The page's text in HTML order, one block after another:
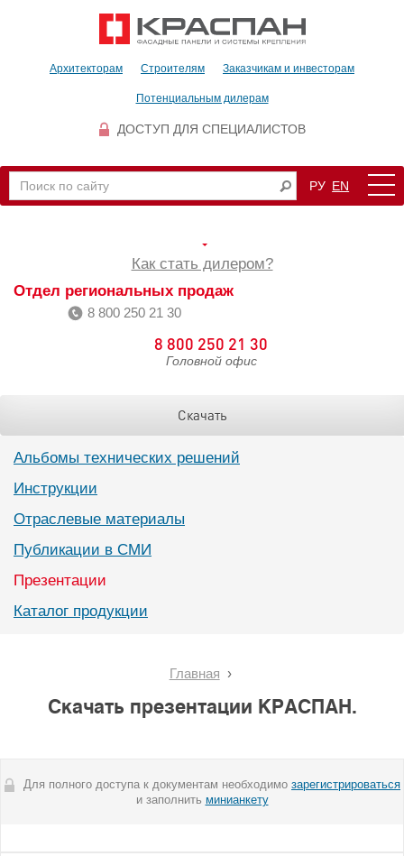
Архитекторам Строителям Заказчикам и инвесторам
Потенциальным дилерам
ДОСТУП ДЛЯ СПЕЦИАЛИСТОВ
РУ EN
Как стать дилером?
Отдел региональных продаж
8 800 250 21 30
8 800 250 21 30
Головной офис
Скачать
Альбомы технических решений
Инструкции
Отраслевые материалы
Публикации в СМИ
Презентации
Каталог продукции
Главная
Скачать презентации КРАСПАН.
Для полного доступа к документам необходимо зарегистрироваться
и заполнить минианкету